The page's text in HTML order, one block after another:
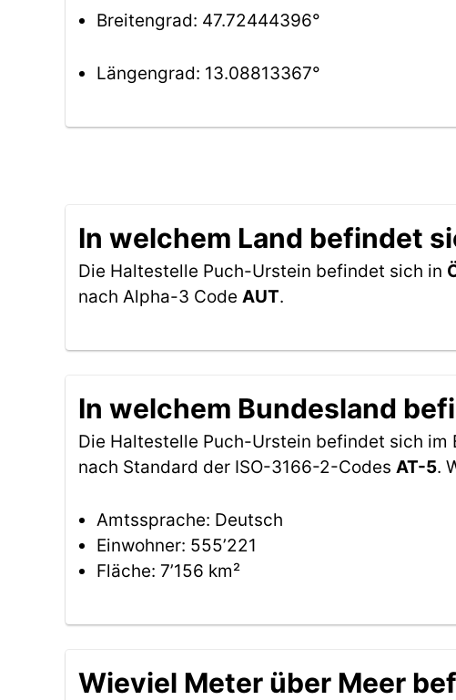
Breitengrad: 47.72444396°
Längengrad: 13.08813367°
In welchem Land befindet
Die Haltestelle Puch-Urstein befindet sich in
nach Alpha-3 Code AUT.
In welchem Bundesland
Die Haltestelle Puch-Urstein befindet sich im
nach Standard der ISO-3166-2-Codes AT-5.
Amtssprache: Deutsch
Einwohner: 555’221
Fläche: 7’156 km²
Wieviel Meter über Meer